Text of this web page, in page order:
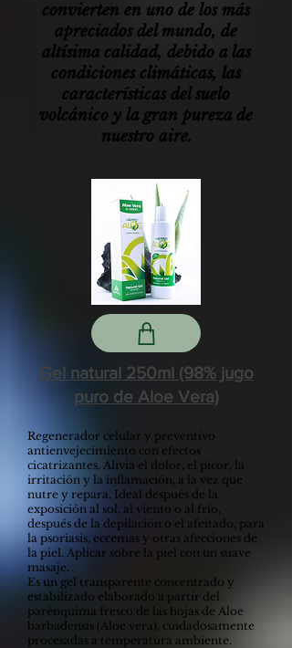
convierten en uno de los más
apreciados del mundo, de
altísima calidad, debido a las
condiciones climáticas, las
características del suelo
volcánico y la gran pureza de
nuestro aire.
Gel natural 250ml (98% jugo
puro de Aloe Vera)
Regenerador celular y preventivo
antienvejecimiento con efectos
cicatrizantes. Alivia el dolor, el picor, la
irritación y la inflamación, a la vez que
nutre y repara. Ideal después de la
exposición al sol, al viento o al frío,
después de la depilación o el afeitado, para
la psoriasis, eccemas y otras afecciones de
la piel. Aplicar sobre la piel con un suave
masaje.
Es un gel transparente concentrado y
estabilizado elaborado a partir del
parénquima fresco de las hojas de Aloe
barbadensis (Aloe vera), cuidadosamente
procesadas a temperatura ambiente.